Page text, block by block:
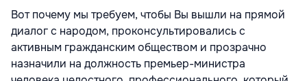
Вот почему мы требуем, чтобы Вы вышли на прямой
диалог с народом, проконсультировались с
активным гражданским обществом и прозрачно
назначили на должность премьер-министра